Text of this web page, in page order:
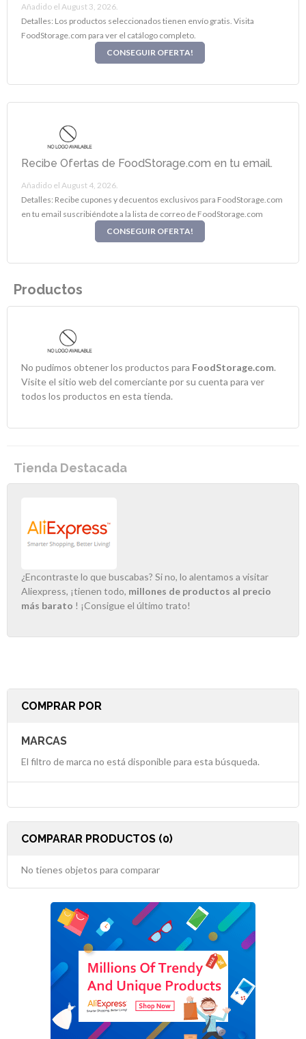
Añadido el August 3, 2026.
Detalles: Los productos seleccionados tienen envío gratis. Visita
FoodStorage.com para ver el catálogo completo.
CONSEGUIR OFERTA!
Recibe Ofertas de FoodStorage.com en tu email.
Añadido el August 4, 2026.
Detalles: Recibe cupones y decuentos exclusivos para FoodStorage.com
en tu email suscribiéndote a la lista de correo de FoodStorage.com
CONSEGUIR OFERTA!
Productos
No pudimos obtener los productos para FoodStorage.com.
Visite el sitio web del comerciante por su cuenta para ver
todos los productos en esta tienda.
Tienda Destacada
¿Encontraste lo que buscabas? Si no, lo alentamos a visitar
Aliexpress, ¡tienen todo, millones de productos al precio
más barato ! ¡Consigue el último trato!
COMPRAR POR
MARCAS
El filtro de marca no está disponible para esta búsqueda.
COMPARAR PRODUCTOS (0)
No tienes objetos para comparar